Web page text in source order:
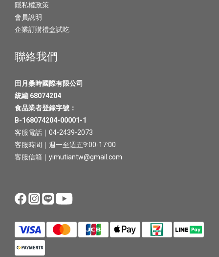
隱私權政策
會員說明
企業訂購禮盒試吃
聯絡我們
田月桑時國際有限公司
統編 68074204
食品業者登錄字號：
B-168074204-00001-1
客服電話｜04-2439-2073
客服時間｜週一至週五9:00-17:00
客服信箱｜yimutiantw@gmail.com